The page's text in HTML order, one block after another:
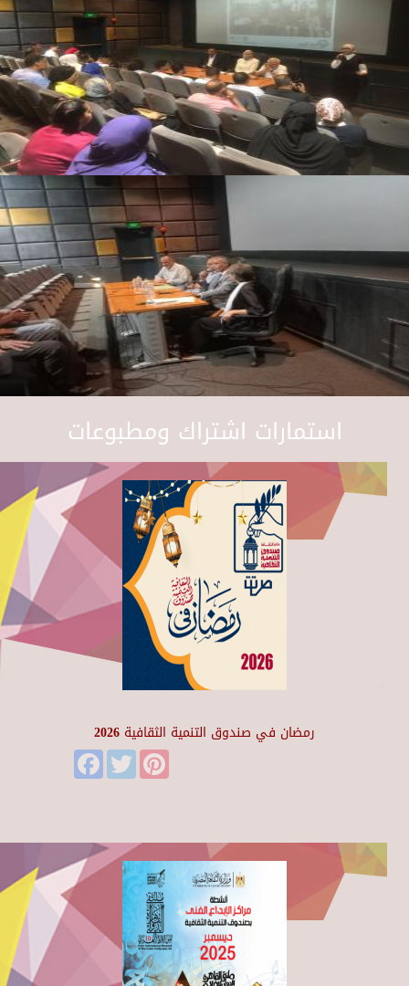
استمارات اشتراك ومطبوعات
رمضان في صندوق التنمية الثقافية 2026
FacebookTwitter